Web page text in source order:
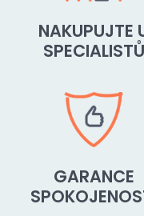
NAKUPUJTE
SPECIALISTŮ
GARANCE